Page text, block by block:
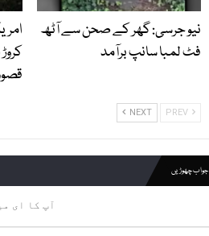
نیو جرسی: گھر کے صحن سے آٹھ
فٹ لمبا سانپ برآمد
NEXT
جواب چھوڑیں
آپ کا ای